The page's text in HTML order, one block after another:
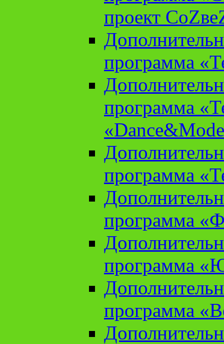
проект
программа
программа
программа
программа
программа
программа